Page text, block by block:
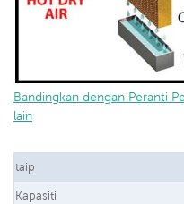
Bandingkan dengan Peranti
lain
taip
Kapasiti